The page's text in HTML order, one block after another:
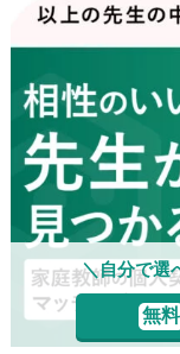
＼自分で選
無料